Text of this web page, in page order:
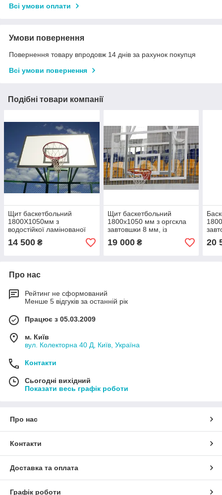
Всі умови оплати
Умови повернення
Повернення товару впродовж 14 днів за рахунок покупця
Всі умови повернення
Подібні товари компанії
Щит баскетбольний
1800Х1050мм з
водостійкої ламінованої
фанери 10мм з
антивібраційною
14 500 ₴
Щит баскетбольний
1800х1050 мм з оргскла
завтовшки 8 мм, із
силовою антивібраційною
металевою рамою
19 000₴ 20
Про нас
Рейтинг не сформований
Менше 5 відгуків за останній рік
Працює з 05.03.2009
м. Київ
вул. Колекторна 40 Д, Київ, Україна
Контакти
Сьогодні вихідний
Показати весь графік роботи
Про нас
Контакти
Доставка та оплата
Графік роботи